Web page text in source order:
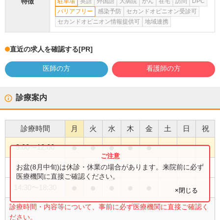
バリアフリー
感染予防
セカンドオピニオン受診可
セカンドオピニオン情報提供可
地域連携
直近の求人を確認する[PR]
医師の方 看護師の方
診療案内
診療時間 月 火 水 木 金 土 日 祝
9:00〜12:00 ● ● ● ● ●
9:00〜13:00 ●
診療時間・内容等について、事前に必ず医療機関に直接ご確認く
ださい。
お盆(8月中旬)は休診・休業の場合があります。来院前に必ず
医療機関に直接ご確認ください。
×閉じる